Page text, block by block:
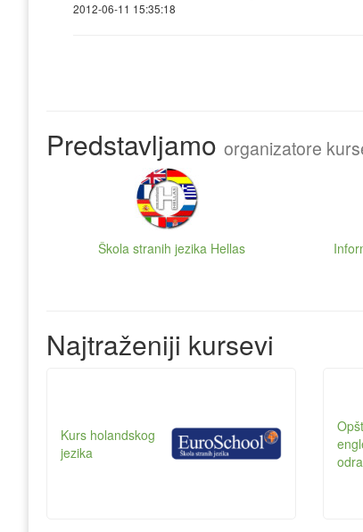
2012-06-11 15:35:18
Predstavljamo organizatore
Škola stranih jezika Hellas
Najtraženiji kursevi
Kurs holandskog
jezika